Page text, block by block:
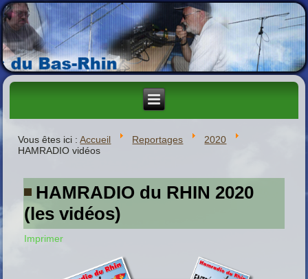
Vous êtes ici :Accueil Reportages
2020
HAMRADIO vidéos
HAMRADIO du RHIN 2020
(les vidéos)
Imprimer